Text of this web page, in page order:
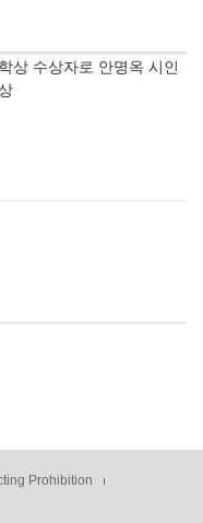
상 수상자로 안명옥 시인
Prohibition